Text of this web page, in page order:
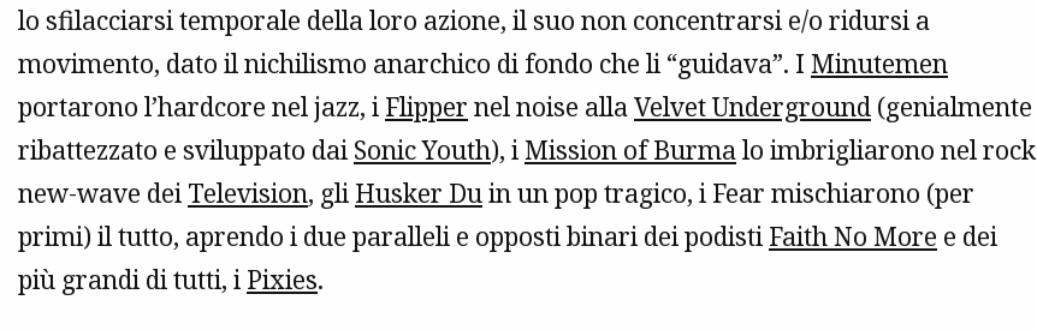
lo sfilacciarsi temporale della loro azione, il suo non concentrarsi e/o ridursi a
movimento, dato il nichilismo anarchico di fondo che li “guidava”. I Minutemen
portarono l’hardcore nel jazz, i Flipper nel noise allaVelvet Underground (genialmente
ribattezzato e sviluppato dai Sonic Youth), iMission of Burmalo imbrigliarono nel rock
new-wave dei Television, gli Husker Duin un pop tragico, i Fear mischiarono (per
primi) il tutto, aprendo i due paralleli e opposti binari dei podisti Faith No More e dei
più grandi di tutti, i Pixies.